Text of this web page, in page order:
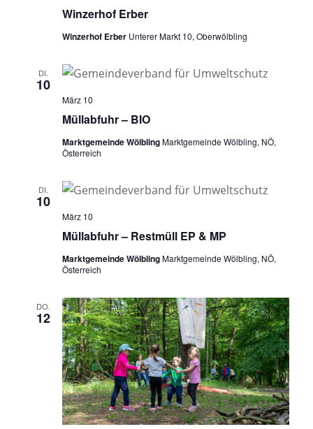
Winzerhof Erber
Winzerhof Erber Unterer Markt 10, Oberwölbling
DI.
10
Müllabfuhr – BIO
März 10
Marktgemeinde WölblingMarktgemeinde Wölbling, NÖ,
Österreich
DI.
10
Müllabfuhr – Restmüll EP & MP
März 10
Marktgemeinde WölblingMarktgemeinde Wölbling, NÖ,
Österreich
DO.
12